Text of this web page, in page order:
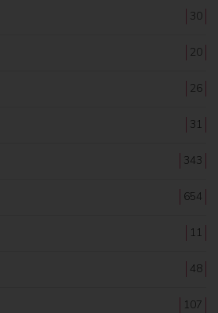
30
20
26
31
343
654
11
48
107